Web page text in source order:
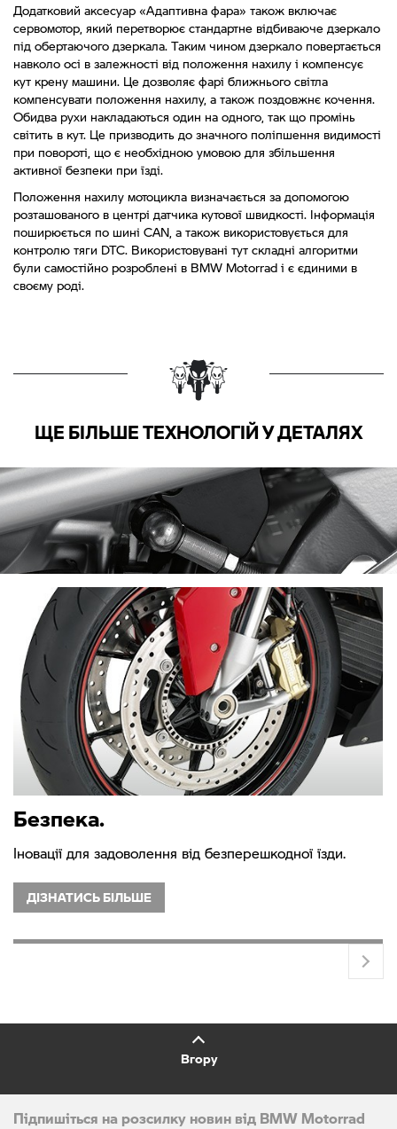
Додатковий аксесуар «Адаптивна фара» також включає
сервомотор, який перетворює стандартне відбиваюче дзеркало
під обертаючого дзеркала. Таким чином дзеркало повертається
навколо осі в залежності від положення нахилу і компенсує
кут крену машини. Це дозволяє фарі ближнього світла
компенсувати положення нахилу, а також поздовжнє кочення.
Обидва рухи накладаються один на одного, так що промінь
світить в кут. Це призводить до значного поліпшення видимості
при повороті, що є необхідною умовою для збільшення
активної безпеки при їзді.
Положення нахилу мотоцикла визначається за допомогою
розташованого в центрі датчика кутової швидкості. Інформація
поширюється по шині CAN, а також використовується для
контролю тяги DTC. Використовувані тут складні алгоритми
були самостійно розроблені в BMW Motorrad і є єдиними в
своєму роді.
ЩЕ БІЛЬШЕ ТЕХНОЛОГІЙ У ДЕТАЛЯХ
Безпека.
Іновації для задоволення від безперешкодної їзди.
ДІЗНАТИСЬ БІЛЬШЕ
Вгору
Підпишіться на розсилку новин від BMW Motorrad